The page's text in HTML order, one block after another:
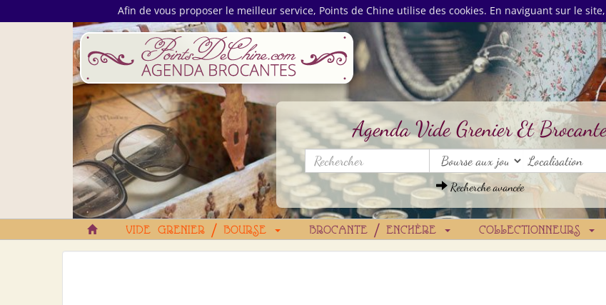
Afin de vous proposer le meilleur service, Points de Chine utilise des cookies. En naviguant sur le
Agenda Vide Grenier Et
Recherche avancée
VIDE GRENIER / BOURSE BROCANTE / ENCHÈRE COLLECTIONNEURS